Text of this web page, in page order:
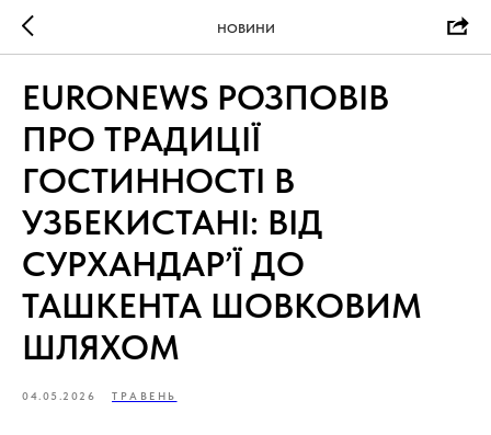
НОВИНИ
EURONEWS РОЗПОВІВ
ПРО ТРАДИЦІЇ
ГОСТИННОСТІ В
УЗБЕКИСТАНІ: ВІД
СУРХАНДАР’Ї ДО
ТАШКЕНТА ШОВКОВИМ
ШЛЯХОМ
04.05.2026 ТРАВЕНЬ